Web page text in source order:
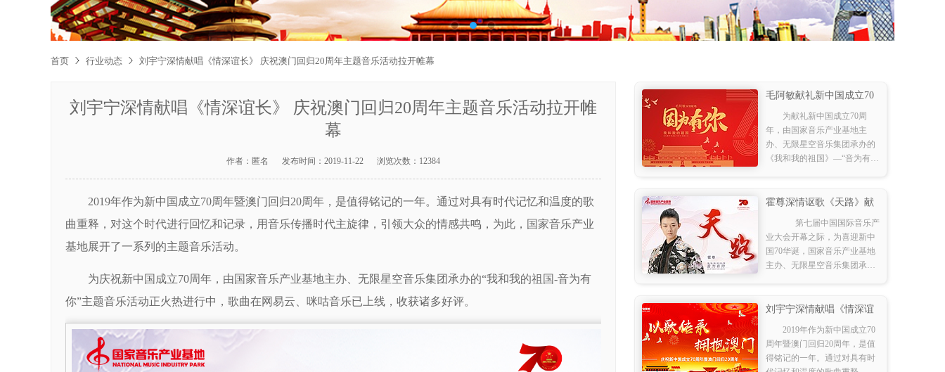
首页 行业动态 刘宇宁深情献唱《情深谊长》 庆祝澳门回归20周年主题音乐活动拉开帷幕
刘宇宁深情献唱《情深谊长》 庆祝澳门回归20周年主题音乐活动拉开帷
幕
作者： 匿名 发布时间： 2019-11-22 浏览次数： 12384
2019年作为新中国成立70周年暨澳门回归20周年，是值得铭记的一年。通过对具有时代记忆和温度的歌
曲重释，对这个时代进行回忆和记录，用音乐传播时代主旋律，引领大众的情感共鸣，为此，国家音乐产业
基地展开了一系列的主题音乐活动。
为庆祝新中国成立70周年，由国家音乐产业基地主办、无限星空音乐集团承办的“我和我的祖国-音为有
你”主题音乐活动正火热进行中，歌曲在网易云、咪咕音乐已上线，收获诸多好评。
毛阿敏献礼新中国成立70
释爱国情怀
为献礼新中国成立70周
年，由国家音乐产业基地主
办、无限星空音乐集团承办的
《我和我的祖国》—“音为有
霍尊深情讴歌《天路》献
第七届中国国际音乐产
业大会开幕之际，为喜迎新中
国70华诞，国家音乐产业基地
主办、无限星空音乐集团承办
国风美少年，霍尊倾情献唱经
和力的歌声唱出了灵魂和精
髓，闭上眼睛随着歌声，仿佛
真的看见了一条巨龙盘旋在青
刘宇宁深情献唱《情深谊
主题音乐活动拉开帷幕
2019年作为新中国成立70
周年暨澳门回归20周年，是值
得铭记的一年。通过对具有时